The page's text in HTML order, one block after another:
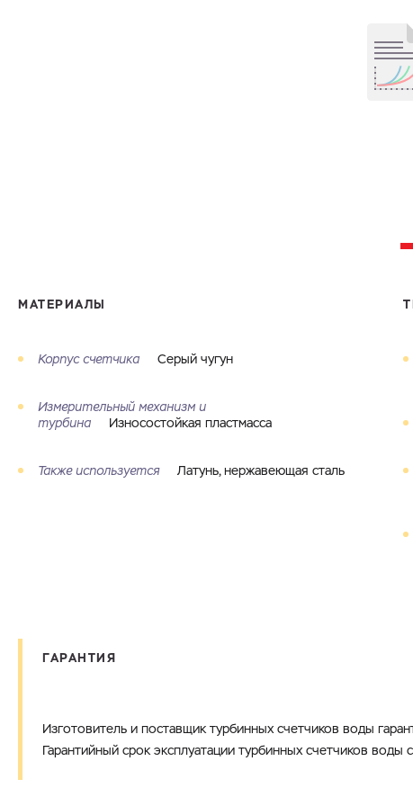
МАТЕРИАЛЫ
Корпус счетчика Серый чугун
Измерительный механизм и
турбина
Износостойкая пластмасса
Также используется Латунь, нержавеющая сталь
ГАРАНТИЯ
Изготовитель и поставщик турбинных счетчиков воды
Гарантийный срок эксплуатации турбинных счетчиков